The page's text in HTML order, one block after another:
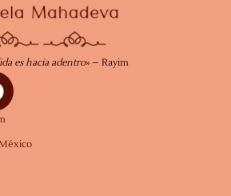
es hacia adentro» – Rayim